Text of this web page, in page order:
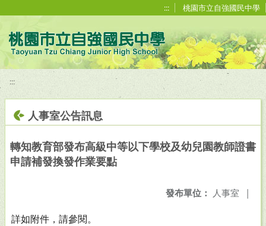
::: 桃園市立自強國民中學
:::
人事室公告訊息
轉知教育部發布高級中等以下學校及幼兒園教師證書
申請補發換發作業要點
發布單位： 人事室 |
詳如附件，請參閱。